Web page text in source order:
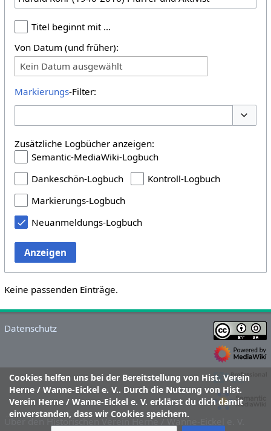
Titel beginnt mit …
Von Datum (und früher):
Kein Datum ausgewählt
Markierungs-Filter:
Zusätzliche Logbücher anzeigen:
Semantic-MediaWiki-Logbuch
Dankeschön-Logbuch
Kontroll-Logbuch
Markierungs-Logbuch
Neuanmeldungs-Logbuch
Anzeigen
Keine passenden Einträge.
Cookies helfen uns bei der Bereitstellung von Hist. Verein
Herne / Wanne-Eickel e. V.. Durch die Nutzung von Hist.
Verein Herne / Wanne-Eickel e. V. erklärst du dich damit
einverstanden, dass wir Cookies speichern.
Datenschutz
Über den Historischen Verein Herne / Wanne-Eickel e. V.